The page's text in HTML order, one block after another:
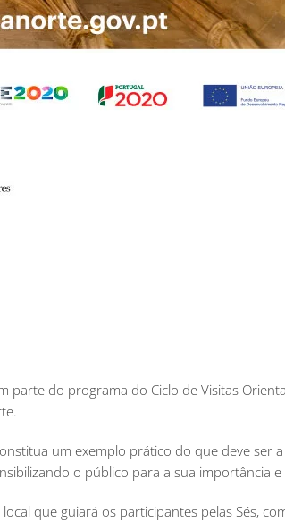
do programa do Ciclo de Visitas
um exemplo prático do que deve ser
o público para a sua importância e
que guiará os participantes pelas Sés,